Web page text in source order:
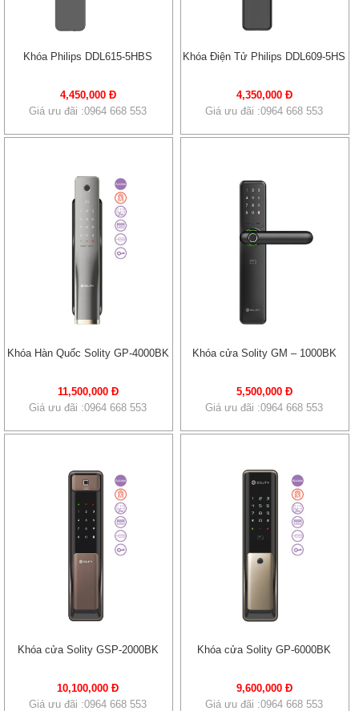
Khóa Philips DDL615-5HBS
4,450,000 Đ
Giá ưu đãi :0964 668 553
Khóa Điện Tử Philips DDL609-5HS
4,350,000 Đ
Giá ưu đãi :0964 668 553
Khóa Hàn Quốc Solity GP-4000BK
11,500,000 Đ
Giá ưu đãi :0964 668 553
Khóa cửa Solity GM – 1000BK
5,500,000 Đ
Giá ưu đãi :0964 668 553
Khóa cửa Solity GSP-2000BK
10,100,000 Đ
Giá ưu đãi :0964 668 553
Khóa cửa Solity GP-6000BK
9,600,000 Đ
Giá ưu đãi :0964 668 553